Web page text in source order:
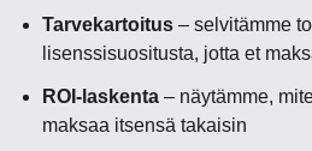
Tarvekartoitus – selvitämme
lisenssisuositusta, jotta et
ROI-laskenta – näytämme,
maksaa itsensä takaisin